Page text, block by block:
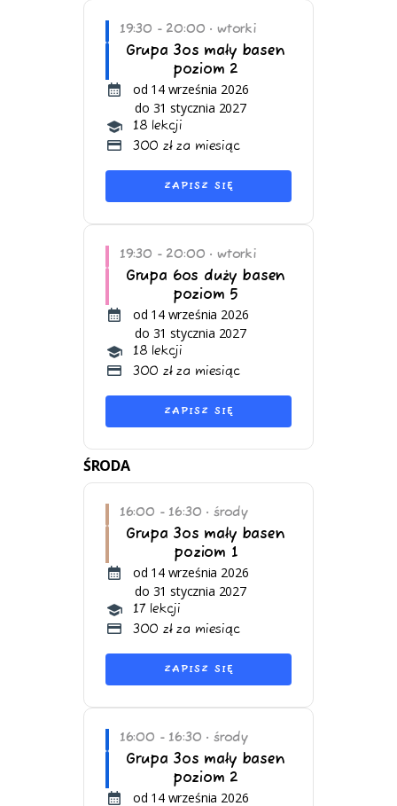
19:30 - 20:00 • wtorki
Grupa 3os mały basen
poziom 2
od 14 września 2026
do 31 stycznia 2027
18 lekcji
300 zł za miesiąc
ZAPISZ SIĘ
19:30 - 20:00 • wtorki
Grupa 6os duży basen
poziom 5
od 14 września 2026
do 31 stycznia 2027
18 lekcji
300 zł za miesiąc
ZAPISZ SIĘ
ŚRODA
16:00 - 16:30 • środy
Grupa 3os mały basen
poziom 1
od 14 września 2026
do 31 stycznia 2027
17 lekcji
300 zł za miesiąc
ZAPISZ SIĘ
16:00 - 16:30 • środy
Grupa 3os mały basen
poziom 2
od 14 września 2026